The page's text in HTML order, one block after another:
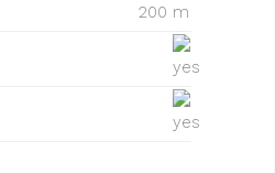
200 m